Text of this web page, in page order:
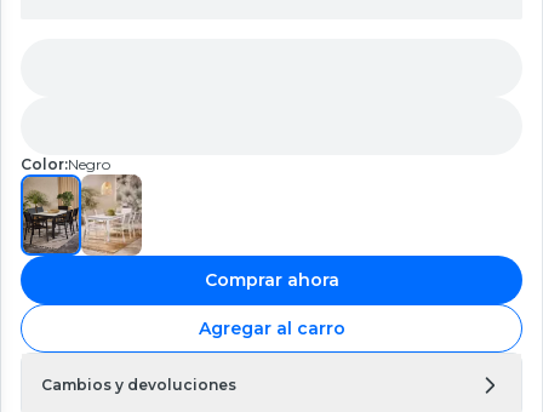
Color:Negro
Comprar ahora
Agregar al carro
Cambios y devoluciones